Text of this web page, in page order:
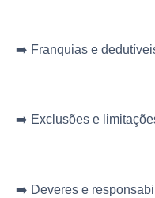
➡️ Franquias e
➡️ Exclusões e
➡️ Deveres e